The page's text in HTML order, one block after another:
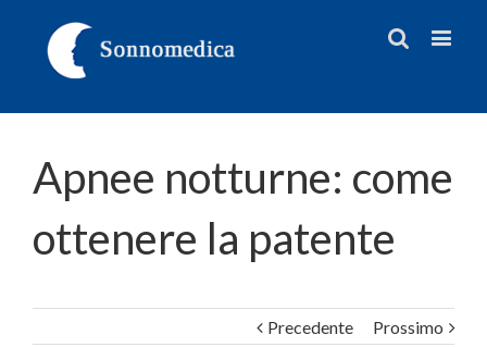
Apnee notturne: come
ottenere la patente
Precedente Prossimo